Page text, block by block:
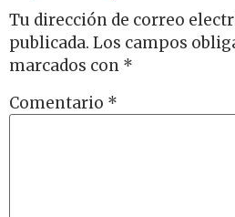
Tu dirección de correo
publicada. Los campos
marcados con *
Comentario *